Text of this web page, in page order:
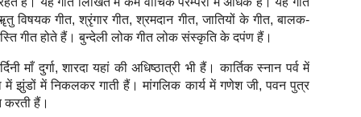
विषयक गीत, श्रृंगार गीत, श्रमदान गीत, जातियों के गीत, बालक-
गीत होते हैं। बुन्देली लोक गीत लोक संस्कृति के दपंण हैं।
दुर्गा, शारदा यहां की अधिष्ठात्री भी हैं। कार्तिक स्नान पर्व में
में झुंडों में निकलकर गाती हैं। मांगलिक कार्य में गणेश जी, पवन पुत्र
करती हैं।